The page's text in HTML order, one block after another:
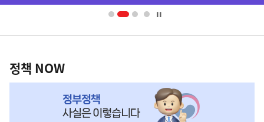
영
책
NOW,
정책 NOW